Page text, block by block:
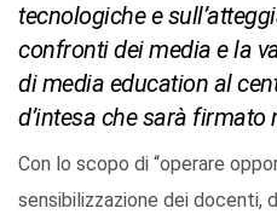
tecnologiche e
confronti dei media e la
di media education al
d’intesa che sarà
Con lo scopo di “operare
sensibilizzazione dei docenti,